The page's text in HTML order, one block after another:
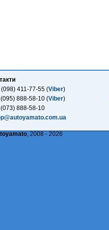
411-77-55 (Viber)
888-58-10 (Viber)
888-58-10
, 2008 - 2026